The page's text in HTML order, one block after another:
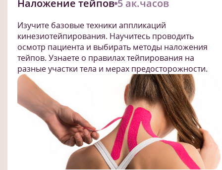
Наложение тейпов 5 ак.часов
Изучите базовые техники аппликаций
кинезиотейпирования. Научитесь проводить
осмотр пациента и выбирать методы наложения
тейпов. Узнаете о правилах тейпирования на
разные участки тела и мерах предосторожности.